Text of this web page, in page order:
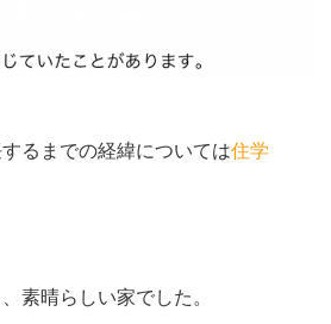
るまでの経緯については住学
素晴らしい家でした。